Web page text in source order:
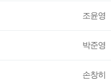
조윤영
박준영
손창히